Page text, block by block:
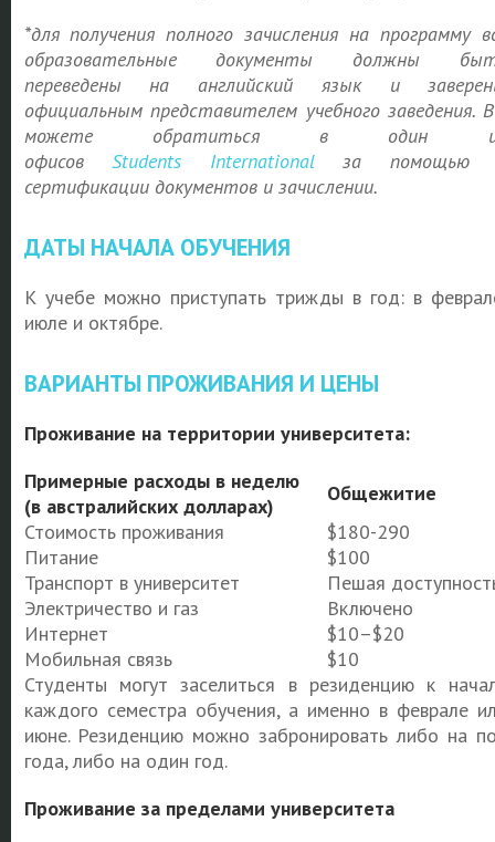
*для получения полного зачисления на программу
образовательные документы должны
переведены на английский язык и
официальным представителем учебного заведения.
можете обратиться в один
офисовStudents Internationalза помощью
сертификации документов и зачислении.
ДАТЫ НАЧАЛА ОБУЧЕНИЯ
К учебе можно приступать трижды в год: в
июле и октябре.
ВАРИАНТЫ ПРОЖИВАНИЯ И ЦЕНЫ
Проживание на территории университета:
Примерные расходы в неделю
(в австралийских долларах)
Общежитие
Стоимость проживания
$180-290
Питание
$100
Транспорт в университет
Пешая
Электричество и газ
Включено
Интернет
$10–$20
Мобильная связь
$10
Студенты могут заселиться в резиденцию к
каждого семестра обучения, а именно в феврале
июне. Резиденцию можно забронировать либо на
года, либо на один год.
Проживание за пределами университета